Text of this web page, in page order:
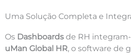
Uma Solução Completa e
Os Dashboards de RH
uMan Global HR, o software de